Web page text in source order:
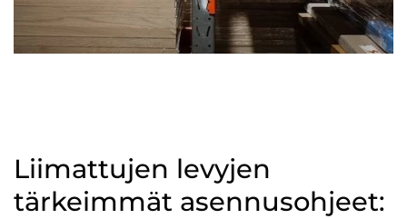
Liimattujen levyjen
tärkeimmät asennusohjeet: